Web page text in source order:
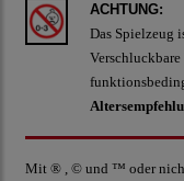
ACHTUNG:
Das Spielzeug
Mit ® , © und ™ oder nicht